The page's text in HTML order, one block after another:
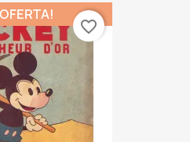
favorite_border